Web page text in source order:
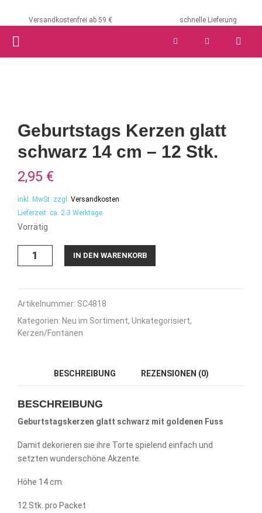
Versandkostenfrei ab 59 € schnelle Lieferung
PRIMARY
Geburtstags Kerzen glatt
schwarz 14 cm – 12 Stk.
2,95 €
inkl. MwSt. zzgl. Versandkosten
Lieferzeit: ca. 2-3 Werktage
Vorrätig
Geburtstags
14
-
12
IN DEN WARENKORB
Artikelnummer: SC4818
Kategorien: Neu im Sortiment, Unkategorisiert,
Kerzen/Fontänen
BESCHREIBUNG REZENSIONEN (0)
BESCHREIBUNG
Geburtstagskerzen glatt schwarz mit goldenen Fuss
Damit dekorieren sie ihre Torte spielend einfach und
setzten wunderschöne Akzente.
Höhe 14 cm
12 Stk. pro Packet